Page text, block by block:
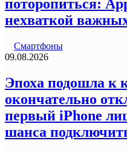
поторопиться:
нехваткой
Смартфоны
09.08.2026
Эпоха подошла
окончательно
первый iPhone
шанса